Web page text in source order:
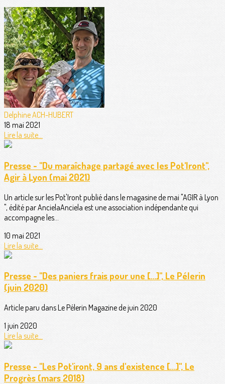
Delphine ACH-HUBERT
18 mai 2021
Lire la suite...
Presse - "Du maraîchage partagé avec les Pot'Iront",
Agir à Lyon (mai 2021)
Un article sur les Pot'Iront publié dans le magasine de mai "AGIR à Lyon
", édité par AncielaAnciela est une association indépendante qui
accompagne les...
10 mai 2021
Lire la suite...
Presse - "Des paniers frais pour une [...]", Le Pélerin
(juin 2020)
Article paru dans Le Pélerin Magazine de juin 2020
1 juin 2020
Lire la suite...
Presse - "Les Pot'iront, 9 ans d'existence [...]", Le
Progrès (mars 2018)